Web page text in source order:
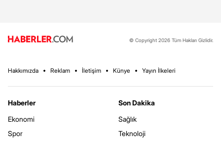
© Copyright 2026 Tüm Hakları Gizlidir.
Hakkımızda Reklam İletişim Künye Yayın İlkeleri
Haberler
Ekonomi
Spor
Son Dakika
Sağlık
Teknoloji